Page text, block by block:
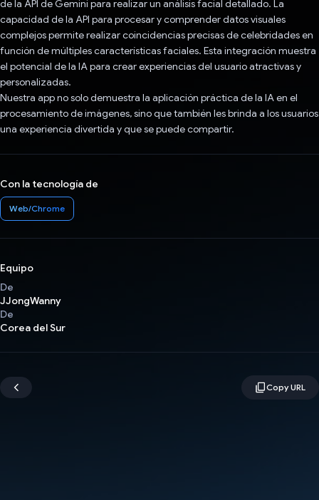
de la API de Gemini para realizar un análisis facial detallado. La
capacidad de la API para procesar y comprender datos visuales
complejos permite realizar coincidencias precisas de celebridades en
función de múltiples características faciales. Esta integración muestra
el potencial de la IA para crear experiencias del usuario atractivas y
personalizadas.
Nuestra app no solo demuestra la aplicación práctica de la IA en el
procesamiento de imágenes, sino que también les brinda a los usuarios
una experiencia divertida y que se puede compartir.
Con la tecnología de
Web/Chrome
Equipo
De
JJongWanny
De
Corea del Sur